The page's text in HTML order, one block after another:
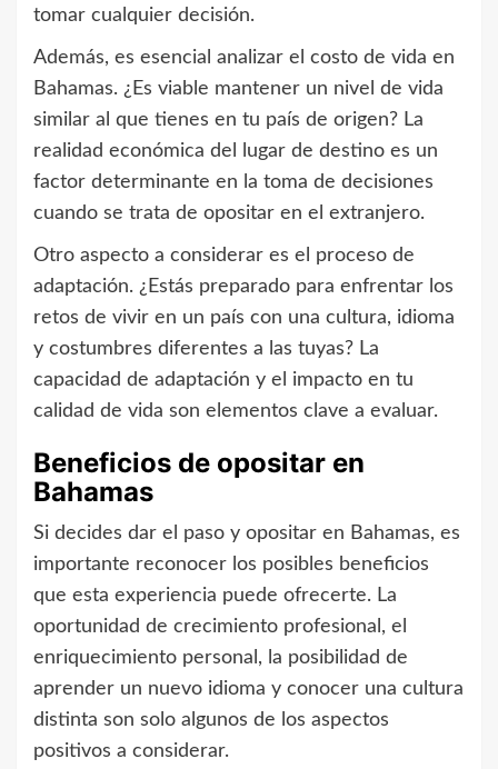
tomar cualquier decisión.
Además, es esencial analizar el costo de vida en
Bahamas. ¿Es viable mantener un nivel de vida
similar al que tienes en tu país de origen? La
realidad económica del lugar de destino es un
factor determinante en la toma de decisiones
cuando se trata de opositar en el extranjero.
Otro aspecto a considerar es el proceso de
adaptación. ¿Estás preparado para enfrentar los
retos de vivir en un país con una cultura, idioma
y costumbres diferentes a las tuyas? La
capacidad de adaptación y el impacto en tu
calidad de vida son elementos clave a evaluar.
Beneficios de opositar en
Bahamas
Si decides dar el paso y opositar en Bahamas, es
importante reconocer los posibles beneficios
que esta experiencia puede ofrecerte. La
oportunidad de crecimiento profesional, el
enriquecimiento personal, la posibilidad de
aprender un nuevo idioma y conocer una cultura
distinta son solo algunos de los aspectos
positivos a considerar.